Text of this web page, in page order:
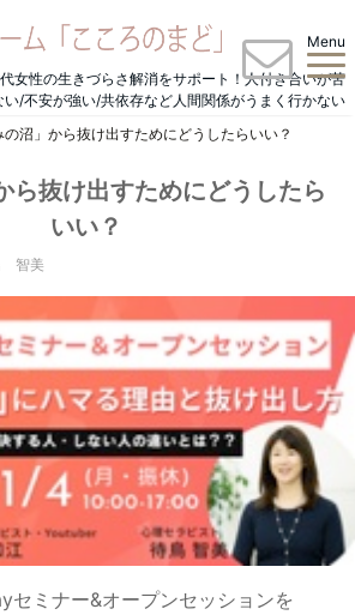
女性の生きづらさ解消をサポート！人付き合いが苦
/不安が強い/共依存など人間関係がうまく行かない
Menu
の沼」から抜け出すためにどうしたらいい？
ら抜け出すためにどうしたら
いい？
智美
セミナー&オープンセッションを